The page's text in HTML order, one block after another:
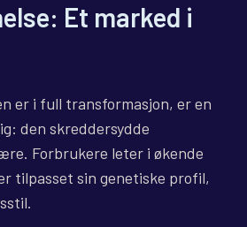
Et marked i
er i full transformasjon, er en
den skreddersydde
Forbrukere leter i økende
tilpasset sin genetiske profil,